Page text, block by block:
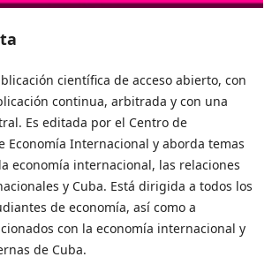
científica de acceso abierto, con
continua, arbitrada y con una
Es editada por el Centro de
Economía Internacional y aborda temas
economía internacional, las relaciones
y Cuba. Está dirigida a todos los
de economía, así como a
con la economía internacional y
de Cuba.